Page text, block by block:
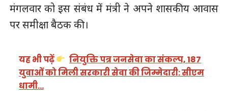
मंगलवार को इस संबंध में मंत्री ने अपने शासकीय आवास
पर समीक्षा बैठक की।
यह भी पढ़ें
नियुक्ति पत्र जनसेवा का संकल्प, 187
युवाओं को मिली सरकारी सेवा की जिम्मेदारी: सीएम
धामी…